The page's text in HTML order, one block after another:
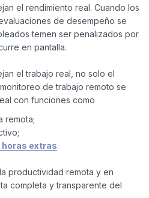
el rendimiento real. Cuando los
de desempeño se
temen ser penalizados por
en pantalla.
el trabajo real, no solo el
de trabajo remoto se
con funciones como
remota;
horas extras.
productividad remota y en
completa y transparente del